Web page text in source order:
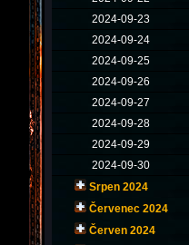
2024-09-23
2024-09-24
2024-09-25
2024-09-26
2024-09-27
2024-09-28
2024-09-29
2024-09-30
Srpen 2024
Červenec 2024
Červen 2024